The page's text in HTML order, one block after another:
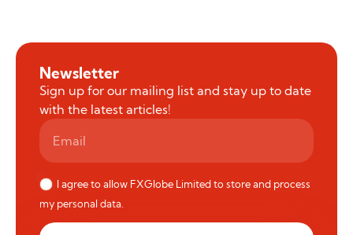
Newsletter
Sign up for our mailing list and stay up to date
with the latest articles!
I agree to allow FXGlobe Limited to store and process
my personal data.